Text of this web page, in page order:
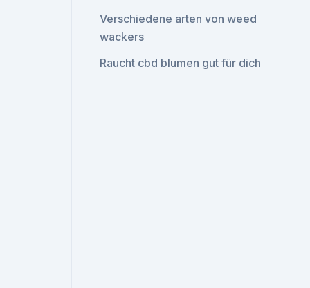
Verschiedene arten von weed
wackers
Raucht cbd blumen gut für dich